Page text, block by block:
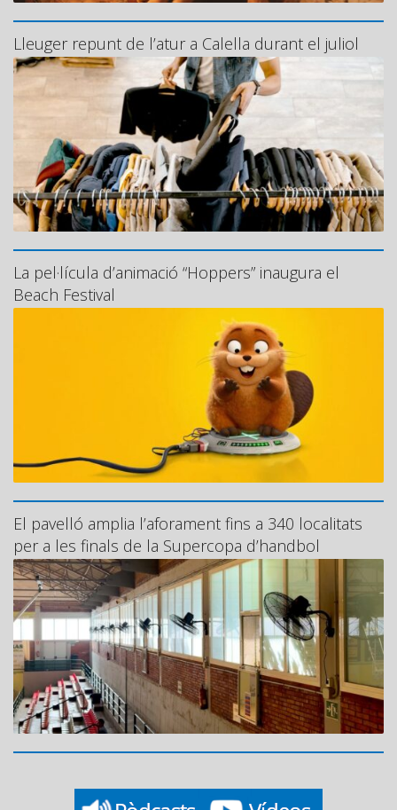
Lleuger repunt de l’atur a Calella durant el juliol
La pel·lícula d’animació “Hoppers” inaugura el
Beach Festival
El pavelló amplia l’aforament fins a 340 localitats
per a les finals de la Supercopa d’handbol